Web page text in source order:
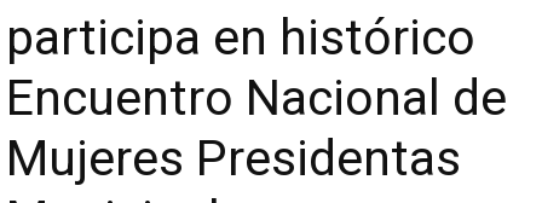
participa en histórico
Encuentro Nacional de
Mujeres Presidentas